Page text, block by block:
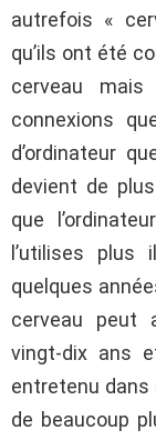
autrefois «
qu’ils ont été
cerveau
connexions
d’ordinateur
devient de
que
l’utilises
quelques
cerveau peut
vingt-dix ans
entretenu dans
de beaucoup